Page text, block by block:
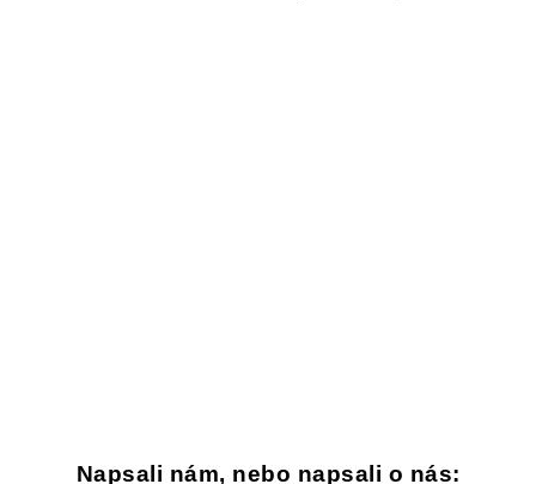
Napsali nám, nebo napsali o nás: